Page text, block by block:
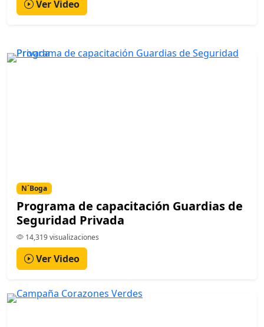
Ver Video
N´Boga
Programa de capacitación Guardias de
Seguridad Privada
14,319 visualizaciones
Ver Video